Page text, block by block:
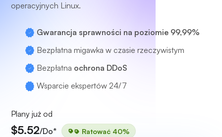
operacyjnych Linux.
Gwarancja sprawności na poziomie 99,99%
Bezpłatna migawka w czasie rzeczywistym
Bezpłatna ochrona DDoS
Wsparcie ekspertów 24/7
Plany już od
$5.52/Do* Ratować 40%